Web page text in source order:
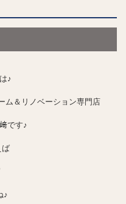
♪
ム＆リノベーション専門店
です♪
ば
♪